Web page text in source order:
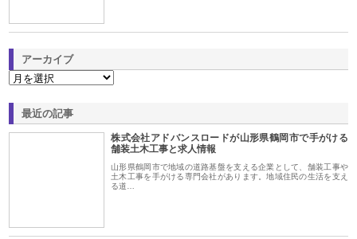
アーカイブ
最近の記事
株式会社アドバンスロードが山形県鶴岡市で手がける
舗装土木工事と求人情報
山形県鶴岡市で地域の道路基盤を支える企業として、舗装工事や
土木工事を手がける専門会社があります。地域住民の生活を支え
る道…